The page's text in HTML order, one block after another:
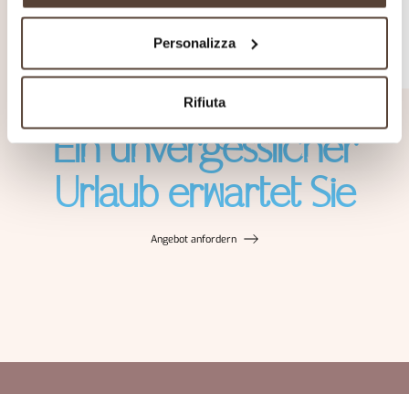
Personalizza
Rifiuta
Französisch
Italienisch
Ein unvergesslicher
Urlaub erwartet Sie
Angebot anfordern